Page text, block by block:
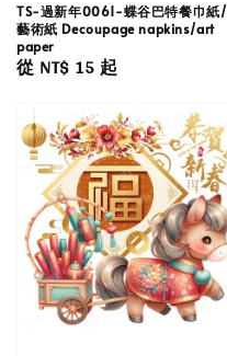
TS-過新年0061-蝶谷巴特餐巾紙/
藝術紙 Decoupage napkins/art
paper
Regular
從 NT$ 15起